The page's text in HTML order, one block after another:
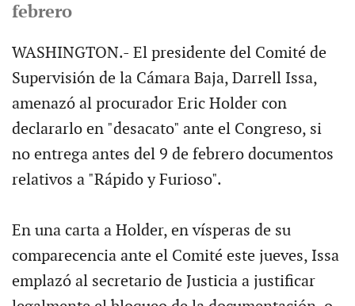
febrero
WASHINGTON.- El presidente del Comité de
Supervisión de la Cámara Baja, Darrell Issa,
amenazó al procurador Eric Holder con
declararlo en "desacato" ante el Congreso, si
no entrega antes del 9 de febrero documentos
relativos a "Rápido y Furioso".
En una carta a Holder, en vísperas de su
comparecencia ante el Comité este jueves, Issa
emplazó al secretario de Justicia a justificar